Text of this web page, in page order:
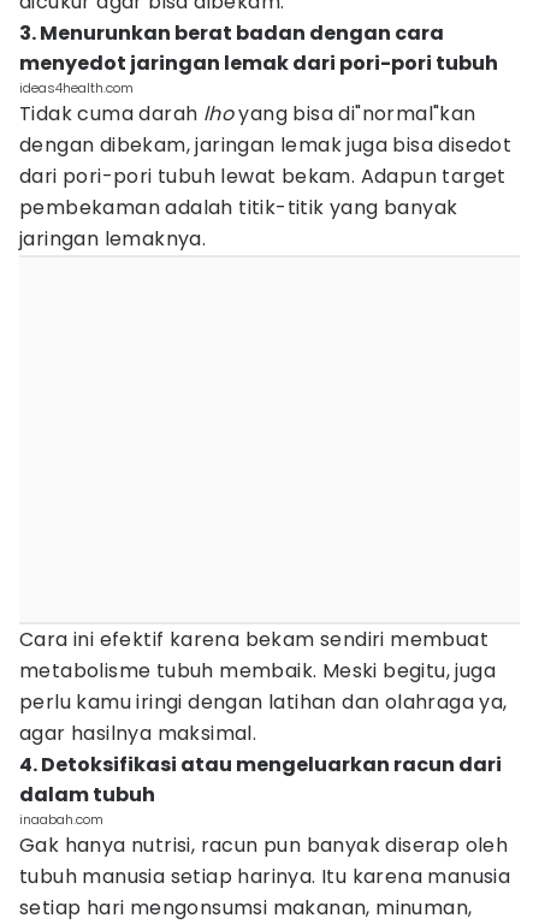
3. Menurunkan berat badan dengan cara
menyedot jaringan lemak dari pori-pori tubuh
ideas4health.com
Tidak cuma darah lhoyang bisa di"normal"kan
dengan dibekam, jaringan lemak juga bisa disedot
dari pori-pori tubuh lewat bekam. Adapun target
pembekaman adalah titik-titik yang banyak
jaringan lemaknya.
Cara ini efektif karena bekam sendiri membuat
metabolisme tubuh membaik. Meski begitu, juga
perlu kamu iringi dengan latihan dan olahraga ya,
agar hasilnya maksimal.
4. Detoksifikasi atau mengeluarkan racun dari
dalam tubuh
inaabah.com
Gak hanya nutrisi, racun pun banyak diserap oleh
tubuh manusia setiap harinya. Itu karena manusia
setiap hari mengonsumsi makanan, minuman,